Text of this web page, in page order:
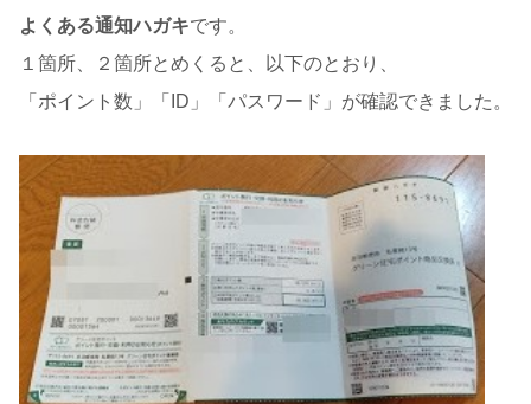
よくある通知ハガキです。
１箇所、２箇所とめくると、以下のとおり、
「ポイント数」「ID」「パスワード」が確認できました。